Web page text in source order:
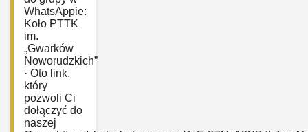
WhatsAppie:
‎Koło PTTK
im.
„Gwarków
Noworudzkich”
· Oto link,
który
pozwoli Ci
dołączyć do
naszej